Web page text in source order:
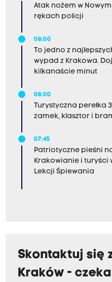
Atak nożem w
rękach policji
08:00
To jedno z
wypad z Krakowa.
kilkanaście minut
08:00
Turystyczna perełka
zamek, klasztor i
07:45
Patriotyczne pieśni na
Krakowianie i turyści
Lekcji Śpiewania
Skontaktuj się
Kraków -